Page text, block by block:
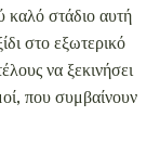
καλό στάδιο αυτή
στο εξωτερικό
να ξεκινήσει
που συμβαίνουν